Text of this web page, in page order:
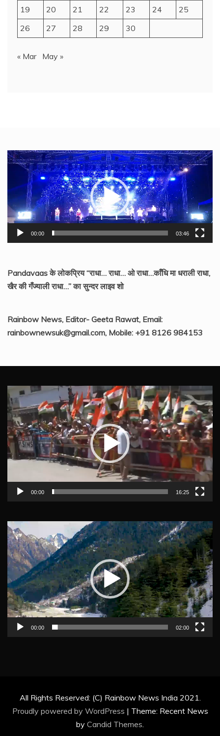
19
20 21 22 23 24
25
26
27 28 29 30
« Mar May »
Video
Player
00:00 03:46
Pandavaas के लोकप्रिय “राधा… राधा… ओ राधा…काँधि मा धराली राधा,
खैर की गँज्याली राधा…” का सुन्दर लाइव शो
Rainbow News, Editor- Geeta Rawat, Email:
rainbownewsuk@gmail.com, Mobile: +91 8126 984153
Video
Player
00:00 16:25
Video
Player
00:00 02:00
All Rights Reserved: (C) Rainbow News India 2021.
Proudly powered by WordPress | Theme: Recent News
by Candid Themes